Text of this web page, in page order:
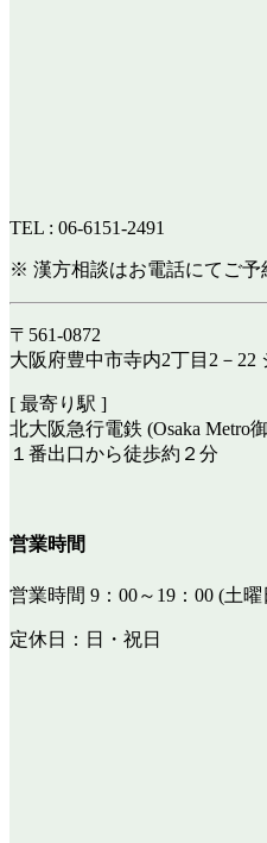
TEL : 06-6151-2491
※ 漢方相談はお電話にてご予
〒561-0872
大阪府豊中市寺内2丁目2－22
[ 最寄り駅 ]
北大阪急行電鉄 (Osaka Metro
１番出口から徒歩約２分
営業時間
営業時間 9：00～19：00 (土
定休日：日・祝日